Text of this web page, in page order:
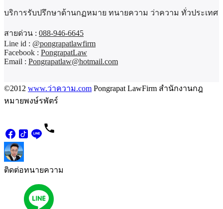
บริการรับปรึกษาด้านกฏหมาย ทนายความ ว่าความ ทั่วประเทศ
สายด่วน : 088-946-6645
Line id : @pongrapatlawfirm
Facebook : PongrapatLaw
Email : Pongrapatlaw@hotmail.com
©2012 www.ว่าความ.com Pongrapat LawFirm สำนักงานกฎ
หมายพงษ์รพัตร์
ติดต่อทนายความ